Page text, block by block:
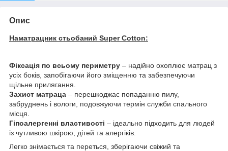
Опис
Наматрацник стьобаний Super Cotton:
Фіксація по всьому периметру – надійно охоплює матрац з
усіх боків, запобігаючи його зміщенню та забезпечуючи
щільне прилягання.
Захист матраца – перешкоджає попаданню пилу,
забруднень і вологи, подовжуючи термін служби спального
місця.
Гіпоалергенні властивості – ідеально підходить для людей
із чутливою шкірою, дітей та алергіків.
Легко знімається та переться, зберігаючи свіжий та